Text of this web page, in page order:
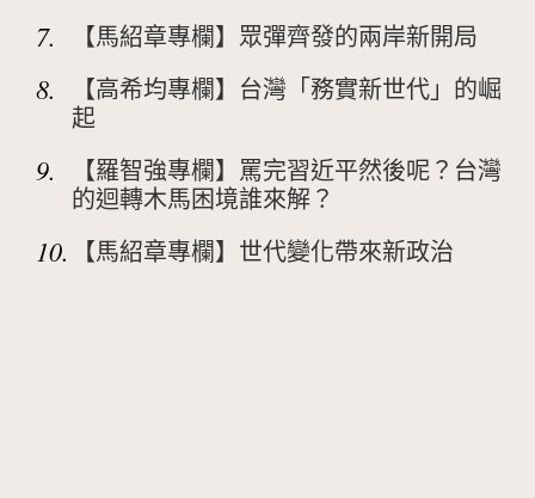
7. 【馬紹章專欄】眾彈齊發的兩岸新開局
8.
【高希均專欄】台灣「務實新世代」的崛
起
9.
【羅智強專欄】罵完習近平然後呢？台灣
的迴轉木馬困境誰來解？
10. 【馬紹章專欄】世代變化帶來新政治